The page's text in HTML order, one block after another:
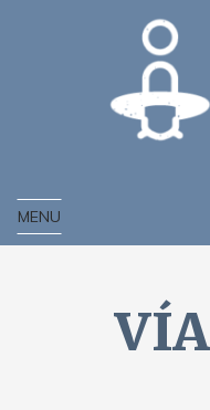
MENU